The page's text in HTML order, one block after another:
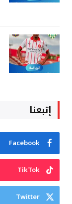
إتبعنا
Facebook
TikTok
Twitter